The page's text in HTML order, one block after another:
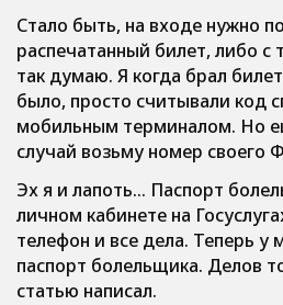
Стало быть, на входе нужно
распечатанный билет, либо с
так думаю. Я когда брал
было, просто считывали код
мобильным терминалом. Но
случай возьму номер своего
Эх я и лапоть… Паспорт
личном кабинете на
телефон и все дела. Теперь у
паспорт болельщика. Делов
статью написал.